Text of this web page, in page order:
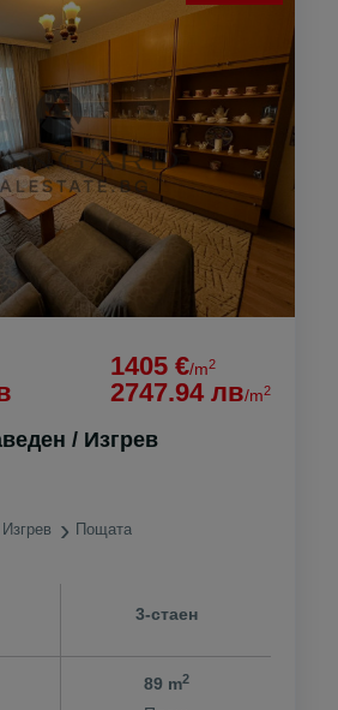
1405 €/m2
2747.94 лв/m2
/ Изгрев
Изгрев Пощата
3-стаен
89 m2